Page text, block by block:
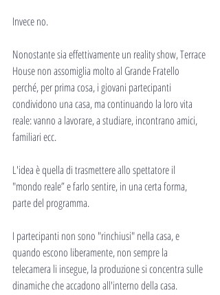
Invece no.
Nonostante sia effettivamente un reality show, Terrace
House non assomiglia molto al Grande Fratello
perché, per prima cosa, i giovani partecipanti
condividono una casa, ma continuando la loro vita
reale: vanno a lavorare, a studiare, incontrano amici,
familiari ecc.
L'idea è quella di trasmettere allo spettatore il
"mondo reale” e farlo sentire, in una certa forma,
parte del programma.
I partecipanti non sono "rinchiusi" nella casa, e
quando escono liberamente, non sempre la
telecamera li insegue, la produzione si concentra sulle
dinamiche che accadono all'interno della casa.